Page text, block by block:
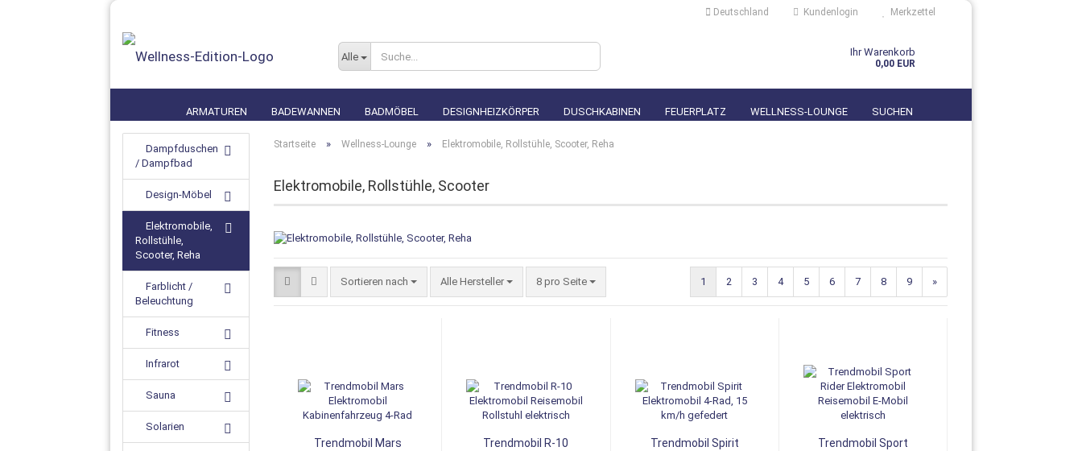
Deutschland Kundenlogin
Passwort vergessen?
Merkzettel
Alle Ihr Warenkorb
0,00 EUR
ARMATUREN BADEWANNEN BADMÖBEL DESIGNHEIZKÖRPER DUSCHKABINEN FEUERPLATZ WELLNESS-LOUNGE SUCHEN
Startseite » Wellness-Lounge » Elektromobile, Rollstühle, Scooter, Reha
Elektromobile, Rollstühle, Scooter
Sortieren nach Alle Hersteller 8 pro Seite 1 2 3 4 5 6 7 8 9 »
Trendmobil Mars
Trendmobil R-10
Trendmobil Spirit
Trendmobil Sport
Dampfduschen
/ Dampfbad
Design-Möbel
Elektromobile,
Rollstühle,
Scooter, Reha
Farblicht /
Beleuchtung
Fitness
Infrarot
Sauna
Solarien